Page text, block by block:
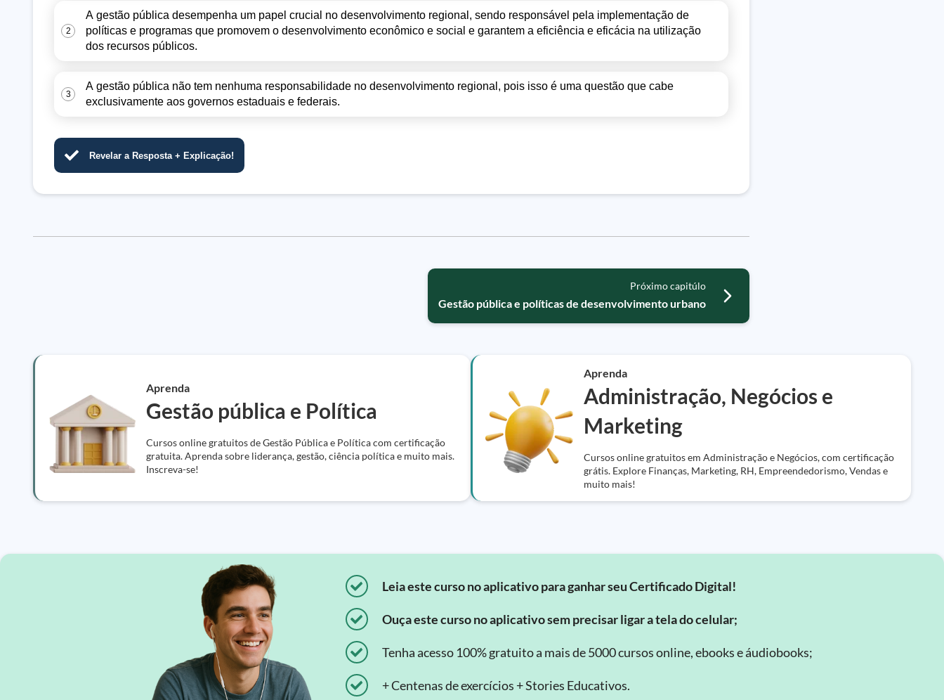
2
A gestão pública desempenha um papel crucial no desenvolvimento regional, sendo responsável pela implementação de
políticas e programas que promovem o desenvolvimento econômico e social e garantem a eficiência e eficácia na utilização
dos recursos públicos.
3
A gestão pública não tem nenhuma responsabilidade no desenvolvimento regional, pois isso é uma questão que cabe
exclusivamente aos governos estaduais e federais.
Revelar a Resposta + Explicação!
Próximo capitúlo
Gestão pública e políticas de desenvolvimento urbano
Aprenda
Gestão pública e Política
Cursos online gratuitos de Gestão Pública e Política com certificação
gratuita. Aprenda sobre liderança, gestão, ciência política e muito mais.
Inscreva-se!
Aprenda
Administração, Negócios e
Marketing
Cursos online gratuitos em Administração e Negócios, com certificação
grátis. Explore Finanças, Marketing, RH, Empreendedorismo, Vendas e
muito mais!
Leia este curso no aplicativo para ganhar seu Certificado Digital!
Ouça este curso no aplicativo sem precisar ligar a tela do celular;
Tenha acesso 100% gratuito a mais de 5000 cursos online, ebooks e áudiobooks;
+ Centenas de exercícios + Stories Educativos.